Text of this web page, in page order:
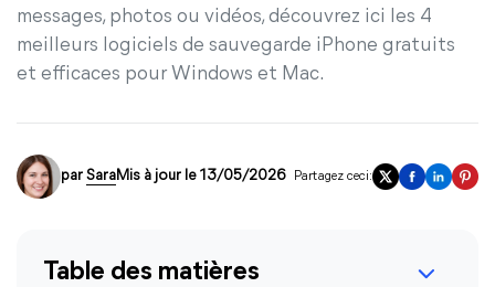
messages, photos ou vidéos, découvrez ici les 4
meilleurs logiciels de sauvegarde iPhone gratuits
et efficaces pour Windows et Mac.
par SaraMis à jour le 13/05/2026 Partagez ceci:
Table des matières